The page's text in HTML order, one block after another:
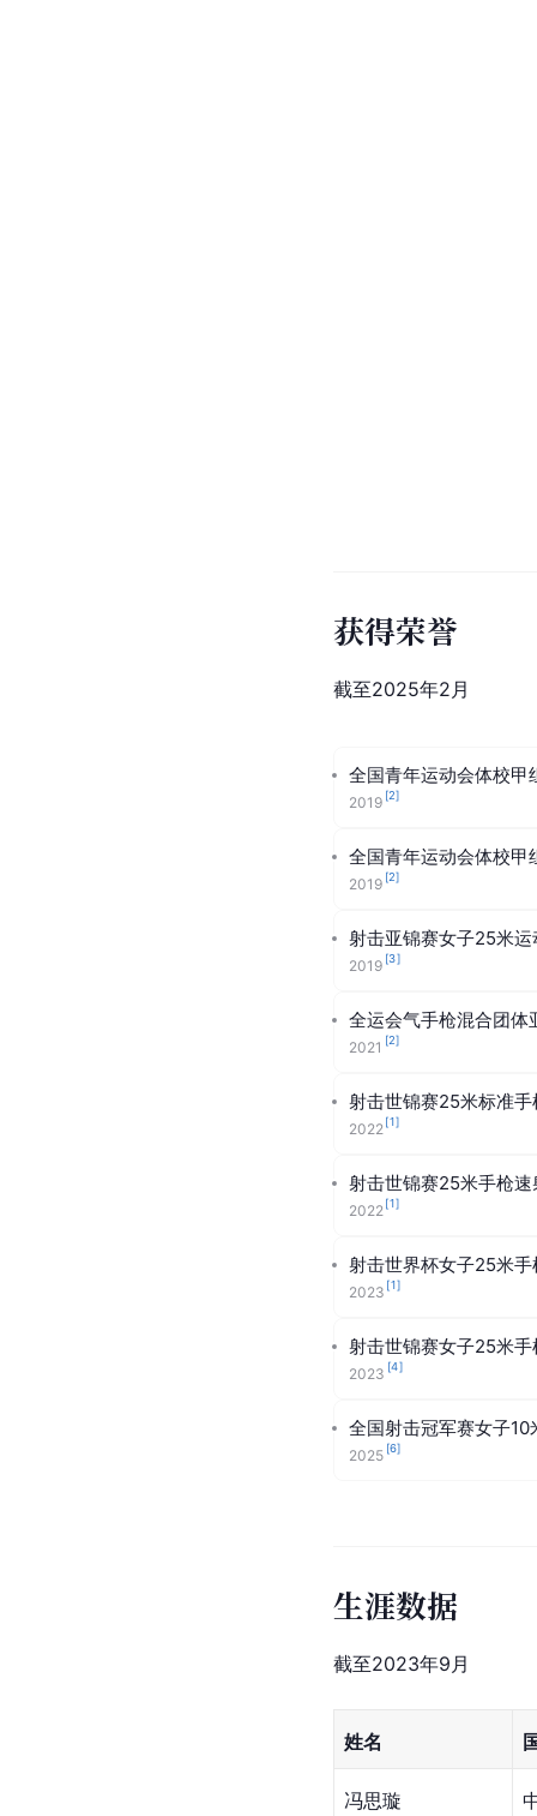
获得荣誉
截至2025年2月
全国青年运动会体校甲
2019 [2]
全国青年运动会体校甲
2019 [2]
射击亚锦赛女子25米
2019 [3]
全运会气手枪混合团体
2021 [2]
射击世锦赛25米标准
2022[1]
射击世锦赛25米手枪
2022[1]
射击世界杯女子25米手
2023 [1]
射击世锦赛女子25米
2023 [4]
全国射击冠军赛女子
2025 [6]
生涯数据
截至2023年9月
姓名
冯思璇